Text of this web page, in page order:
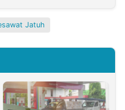
Jatuh